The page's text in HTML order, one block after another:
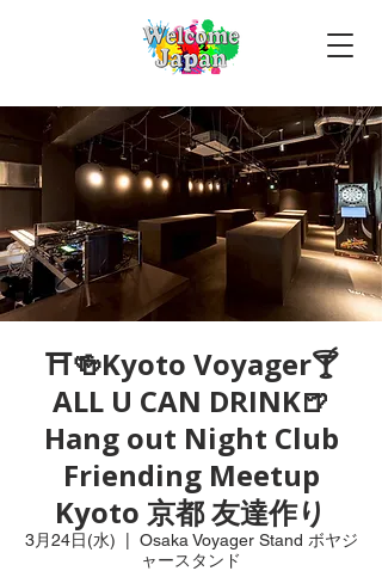
⛩🍻Kyoto Voyager🍸
ALL U CAN DRINK🍺
Hang out Night Club
Friending Meetup
Kyoto 京都 友達作り
3月24日(水)
Osaka Voyager Stand ボヤジ
ャースタンド